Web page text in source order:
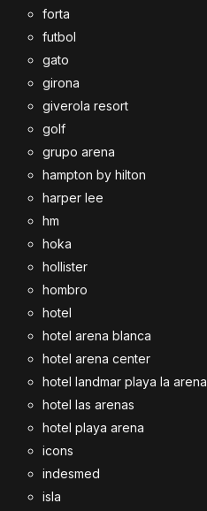
forta
futbol
gato
girona
giverola resort
golf
grupo arena
hampton by hilton
harper lee
hm
hoka
hollister
hombro
hotel
hotel arena blanca
hotel arena center
hotel landmar playa la arena
hotel las arenas
hotel playa arena
icons
indesmed
isla